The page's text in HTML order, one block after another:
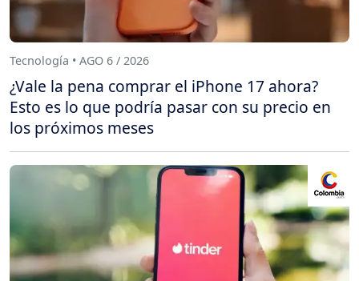
Tecnología • AGO 6 / 2026
¿Vale la pena comprar el iPhone 17 ahora?
Esto es lo que podría pasar con su precio en
los próximos meses